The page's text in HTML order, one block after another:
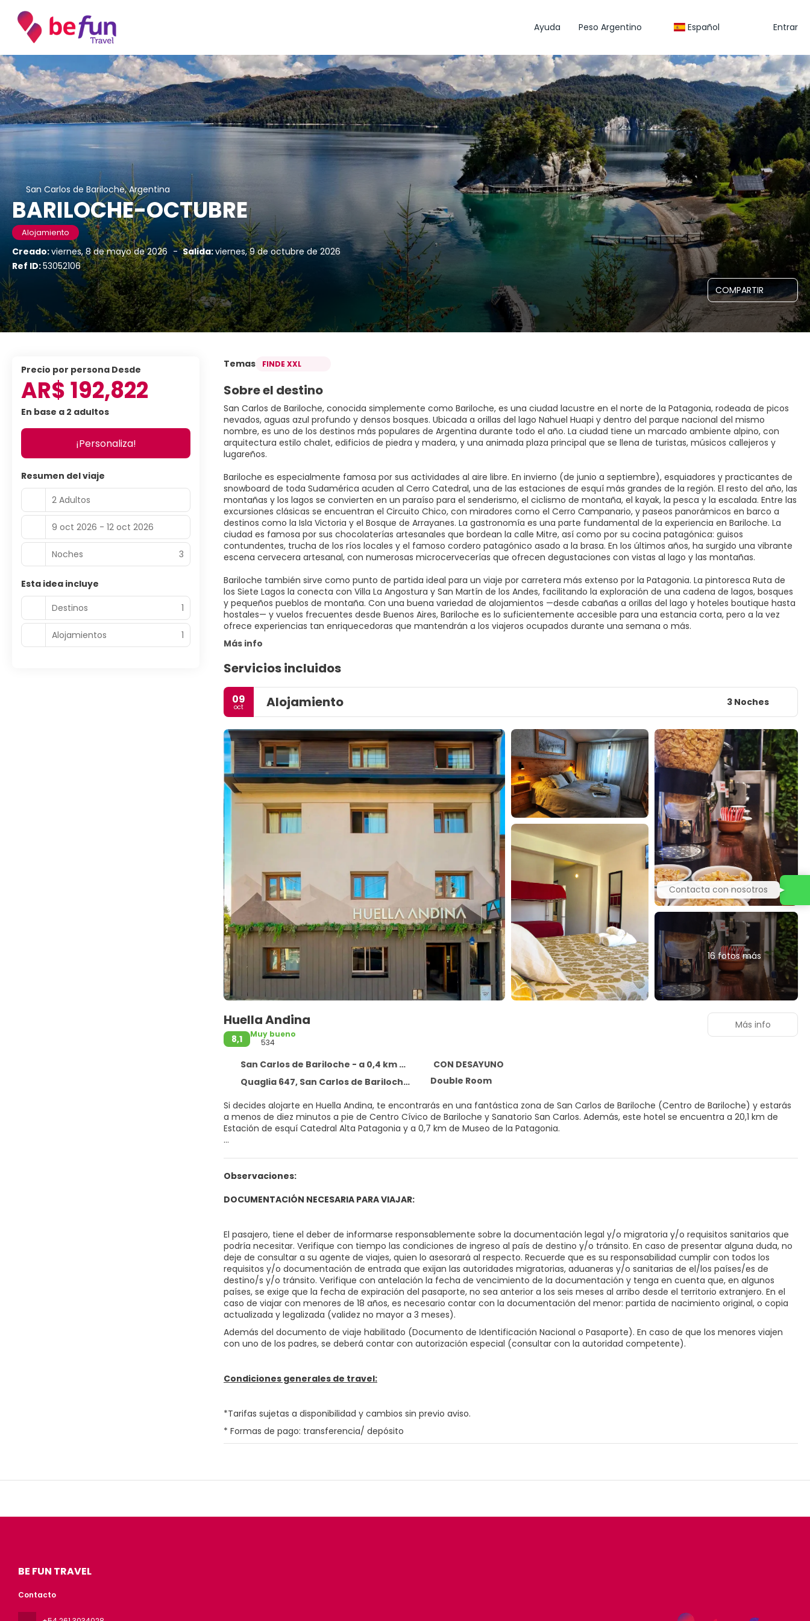
Ayuda Peso Argentino Español Entrar
San Carlos de Bariloche, Argentina
BARILOCHE-OCTUBRE
Alojamiento
Creado:viernes, 8 de mayo de 2026 - Salida:viernes, 9 de octubre de 2026
Ref ID:53052106
COMPARTIR
Temas FINDE XXL
Sobre el destino
San Carlos de Bariloche, conocida simplemente como Bariloche, es una ciudad lacustre en el norte de la Patagonia, rodeada de picos
nevados, aguas azul profundo y densos bosques. Ubicada a orillas del lago Nahuel Huapi y dentro del parque nacional del mismo
nombre, es uno de los destinos más populares de Argentina durante todo el año. La ciudad tiene un marcado ambiente alpino, con
arquitectura estilo chalet, edificios de piedra y madera, y una animada plaza principal que se llena de turistas, músicos callejeros y
lugareños.
Bariloche es especialmente famosa por sus actividades al aire libre. En invierno (de junio a septiembre), esquiadores y practicantes de
snowboard de toda Sudamérica acuden al Cerro Catedral, una de las estaciones de esquí más grandes de la región. El resto del año, las
montañas y los lagos se convierten en un paraíso para el senderismo, el ciclismo de montaña, el kayak, la pesca y la escalada. Entre las
excursiones clásicas se encuentran el Circuito Chico, con miradores como el Cerro Campanario, y paseos panorámicos en barco a
destinos como la Isla Victoria y el Bosque de Arrayanes. La gastronomía es una parte fundamental de la experiencia en Bariloche. La
ciudad es famosa por sus chocolaterías artesanales que bordean la calle Mitre, así como por su cocina patagónica: guisos
contundentes, trucha de los ríos locales y el famoso cordero patagónico asado a la brasa. En los últimos años, ha surgido una vibrante
escena cervecera artesanal, con numerosas microcervecerías que ofrecen degustaciones con vistas al lago y las montañas.
Bariloche también sirve como punto de partida ideal para un viaje por carretera más extenso por la Patagonia. La pintoresca Ruta de
los Siete Lagos la conecta con Villa La Angostura y San Martín de los Andes, facilitando la exploración de una cadena de lagos, bosques
y pequeños pueblos de montaña. Con una buena variedad de alojamientos —desde cabañas a orillas del lago y hoteles boutique hasta
hostales— y vuelos frecuentes desde Buenos Aires, Bariloche es lo suficientemente accesible para una estancia corta, pero a la vez
ofrece experiencias tan enriquecedoras que mantendrán a los viajeros ocupados durante una semana o más.
Más info
Servicios incluidos
09
oct Alojamiento 3 Noches
16 fotos más
Huella Andina
8,1
Muy bueno
534
San Carlos de Bariloche - a 0,4 km del centro
CON DESAYUNO
Quaglia 647, San Carlos de Bariloche 8400
Double Room
Si decides alojarte en Huella Andina, te encontrarás en una fantástica zona de San Carlos de Bariloche (Centro de Bariloche) y estarás
a menos de diez minutos a pie de Centro Cívico de Bariloche y Sanatorio San Carlos. Además, este hotel se encuentra a 20,1 km de
Estación de esquí Catedral Alta Patagonia y a 0,7 km de Museo de la Patagonia.
televisión LED. Las camas cuentan con colchones viscoelásticos y ropa de cama de alta calidad para descansar plácidamente.
Se ofrece un desayuno bufé gratuito todos los días de 07:30 a 10:00.
Tendrás tintorería, un servicio de recepción las 24 horas y atención multilingüe a tu disposición.
Más info
Observaciones:
DOCUMENTACIÓN NECESARIA PARA VIAJAR:
El pasajero, tiene el deber de informarse responsablemente sobre la documentación legal y/o migratoria y/o requisitos sanitarios que
podría necesitar. Verifique con tiempo las condiciones de ingreso al país de destino y/o tránsito. En caso de presentar alguna duda, no
deje de consultar a su agente de viajes, quien lo asesorará al respecto. Recuerde que es su responsabilidad cumplir con todos los
requisitos y/o documentación de entrada que exijan las autoridades migratorias, aduaneras y/o sanitarias de el/los países/es de
destino/s y/o tránsito. Verifique con antelación la fecha de vencimiento de la documentación y tenga en cuenta que, en algunos
países, se exige que la fecha de expiración del pasaporte, no sea anterior a los seis meses al arribo desde el territorio extranjero. En el
caso de viajar con menores de 18 años, es necesario contar con la documentación del menor: partida de nacimiento original, o copia
actualizada y legalizada (validez no mayor a 3 meses).
Además del documento de viaje habilitado (Documento de Identificación Nacional o Pasaporte). En caso de que los menores viajen
con uno de los padres, se deberá contar con autorización especial (consultar con la autoridad competente).
Condiciones generales de travel:
*Tarifas sujetas a disponibilidad y cambios sin previo aviso.
* Formas de pago: transferencia/ depósito
precio por persona Desde
AR$ 192,822
En base a 2 adultos
¡Personaliza!
Resumen del viaje
2 Adultos
9 oct 2026 - 12 oct 2026
Noches 3
Esta idea incluye
Destinos
1
Alojamientos 1
BE FUN TRAVEL
Contacto
Contacta con nosotros